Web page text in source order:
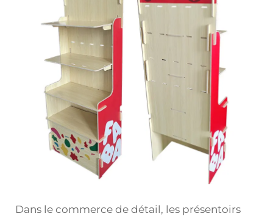
Dans le commerce de détail, les présentoirs